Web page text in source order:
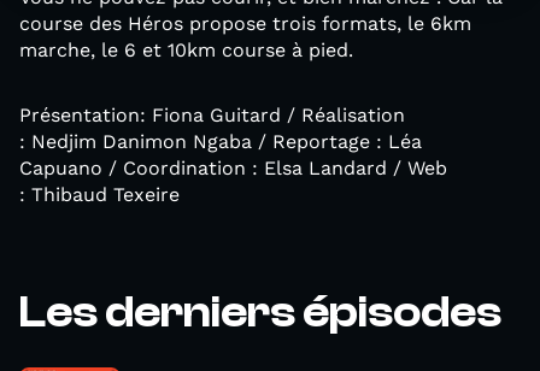
course des Héros propose trois formats, le 6km
marche, le 6 et 10km course à pied.
Présentation: Fiona Guitard / Réalisation
: Nedjim Danimon Ngaba / Reportage : Léa
Capuano / Coordination : Elsa Landard / Web
: Thibaud Texeire
Les derniers épisodes